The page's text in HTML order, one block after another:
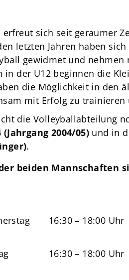
erfreut sich seit geraumer
letzten Jahren haben
gewidmet und
in der U12 beginnen die
die Möglichkeit in den
mit Erfolg zu trainieren
die Volleyballabteilung
2004/05) und in
.
beiden Mannschaften
16:30 – 18:00 Uhr
16:30 – 18:00 Uhr